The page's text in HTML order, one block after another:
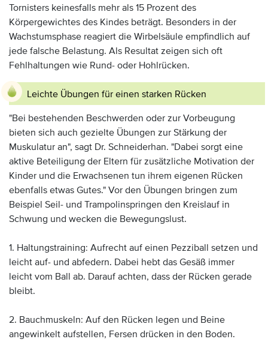
Tornisters keinesfalls mehr als 15 Prozent des
Körpergewichtes des Kindes beträgt. Besonders in der
Wachstumsphase reagiert die Wirbelsäule empfindlich auf
jede falsche Belastung. Als Resultat zeigen sich oft
Fehlhaltungen wie Rund- oder Hohlrücken.
Leichte Übungen für einen starken Rücken
"Bei bestehenden Beschwerden oder zur Vorbeugung
bieten sich auch gezielte Übungen zur Stärkung der
Muskulatur an", sagt Dr. Schneiderhan. "Dabei sorgt eine
aktive Beteiligung der Eltern für zusätzliche Motivation der
Kinder und die Erwachsenen tun ihrem eigenen Rücken
ebenfalls etwas Gutes." Vor den Übungen bringen zum
Beispiel Seil- und Trampolinspringen den Kreislauf in
Schwung und wecken die Bewegungslust.
1. Haltungstraining: Aufrecht auf einen Pezziball setzen und
leicht auf- und abfedern. Dabei hebt das Gesäß immer
leicht vom Ball ab. Darauf achten, dass der Rücken gerade
bleibt.
2. Bauchmuskeln: Auf den Rücken legen und Beine
angewinkelt aufstellen, Fersen drücken in den Boden.